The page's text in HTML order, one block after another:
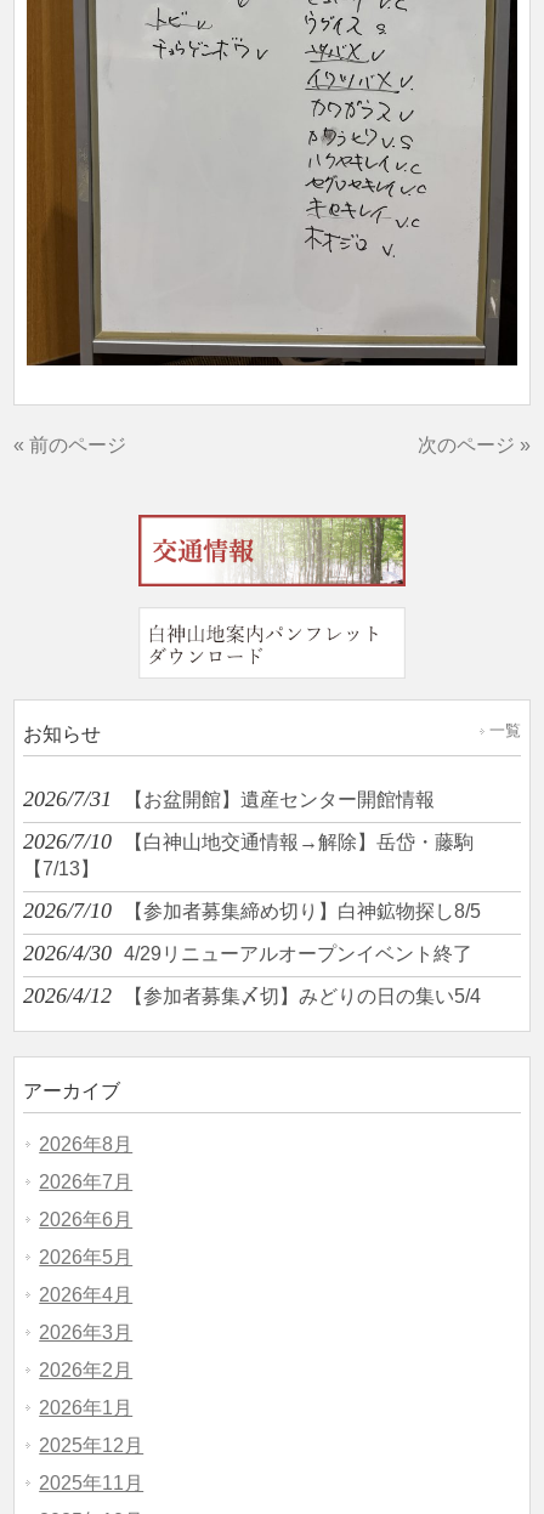
« 前のページ 次のページ »
お知らせ 一覧
2026/7/31 【お盆開館】遺産センター開館情報
2026/7/10
【白神山地交通情報→解除】岳岱・藤駒
【7/13】
2026/7/10 【参加者募集締め切り】白神鉱物探し8/5
2026/4/30 4/29リニューアルオープンイベント終了
2026/4/12 【参加者募集〆切】みどりの日の集い5/4
アーカイブ
2026年8月
2026年7月
2026年6月
2026年5月
2026年4月
2026年3月
2026年2月
2026年1月
2025年12月
2025年11月